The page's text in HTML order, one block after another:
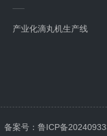
产业化滴丸机生产线
备案号：鲁ICP备